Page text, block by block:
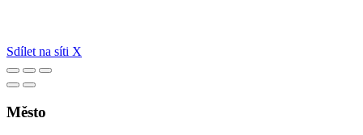
Sdílet na síti X
Město